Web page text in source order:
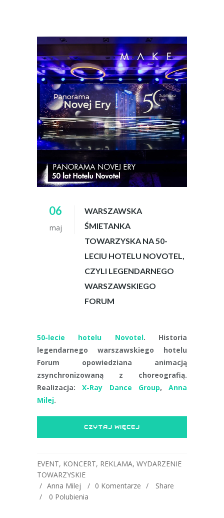
06
maj
WARSZAWSKA
ŚMIETANKA
TOWARZYSKA NA 50-
LECIU HOTELU NOVOTEL,
CZYLI LEGENDARNEGO
WARSZAWSKIEGO
FORUM
50-lecie hotelu Novotel. Historia
legendarnego warszawskiego hotelu
Forum opowiedziana animacją
zsynchronizowaną z choreografią.
Realizacja:X-Ray Dance Group, Anna
Milej.
CZYTAJ WIĘCEJ
EVENT, KONCERT, REKLAMA, WYDARZENIE
TOWARZYSKIE
Anna Milej
0 Komentarze
Share
0 Polubienia